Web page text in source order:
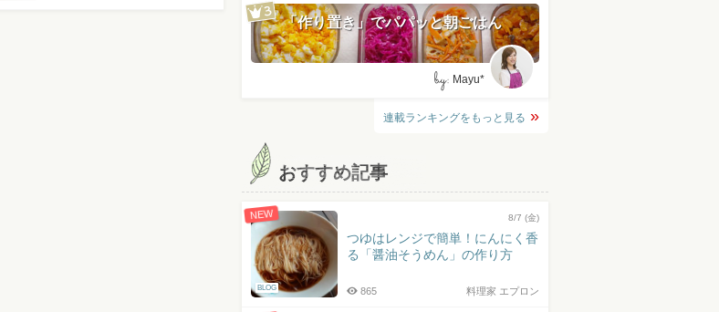
「作り置き」でパパッと朝ごはん
by: Mayu*
連載ランキングをもっと見る
おすすめ記事
NEW
BLOG
8/7 (金)
つゆはレンジで簡単！にんにく香
る「醤油そうめん」の作り方
料理家 エプロン
865